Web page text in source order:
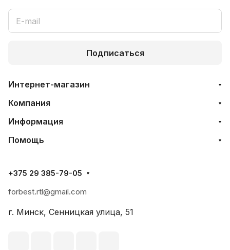
Подписаться
Интернет-магазин
Компания
Информация
Помощь
+375 29 385-79-05
forbest.rtl@gmail.com
г. Минск, Сенницкая улица, 51